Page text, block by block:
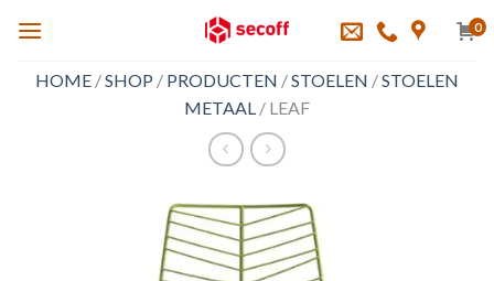
0
HOME /SHOP / PRODUCTEN /STOELEN /STOELEN
METAAL / LEAF